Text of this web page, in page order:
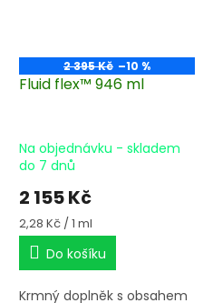
2 395 Kč –10 %
Fluid flex™ 946 ml
Na objednávku - skladem
do 7 dnů
2 155 Kč
Měrná
cena:
2,28 Kč / 1 ml
Do košíku
Krmný doplněk s obsahem